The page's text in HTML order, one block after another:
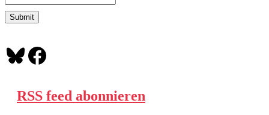
Bluesky
Facebook
RSS feed abonnieren